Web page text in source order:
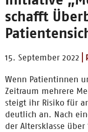
schafft
15. September 2022
Wenn Patientinnen
Zeitraum mehrere
steigt ihr Risiko für
deutlich an. Nach
der Altersklasse